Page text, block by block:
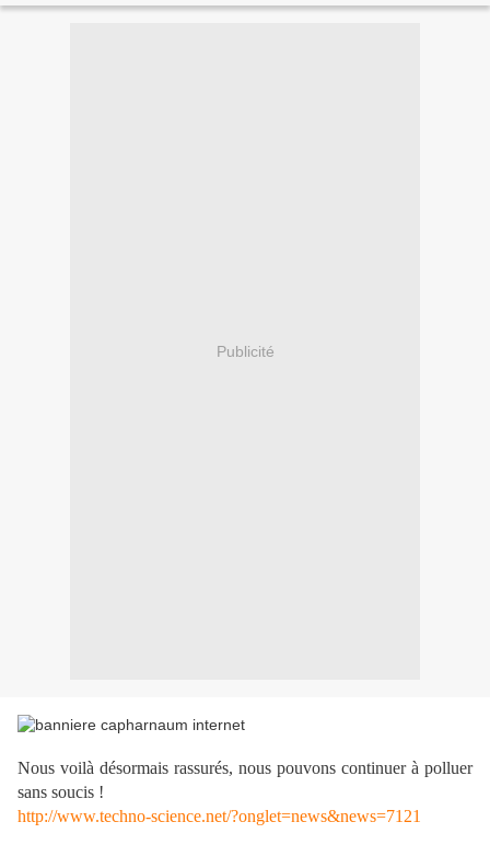
Publicité
Nous voilà désormais rassurés, nous pouvons continuer à polluer
sans soucis !
http://www.techno-science.net/?onglet=news&news=7121